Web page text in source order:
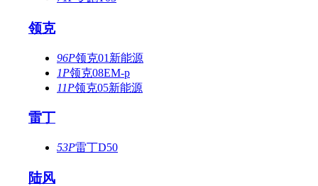
领克
96P领克01新能源
1P领克08EM-p
11P领克05新能源
雷丁
53P雷丁D50
陆风